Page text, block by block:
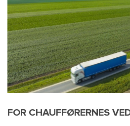
FOR CHAUFFØRERNES